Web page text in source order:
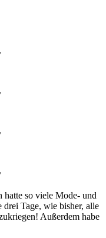
so viele Mode- und
Tage, wie bisher, alle
Außerdem habe